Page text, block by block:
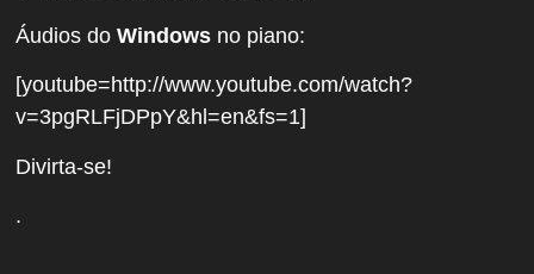
Áudios doWindows no piano:
[youtube=http://www.youtube.com/watch?
v=3pgRLFjDPpY&hl=en&fs=1]
Divirta-se!
.